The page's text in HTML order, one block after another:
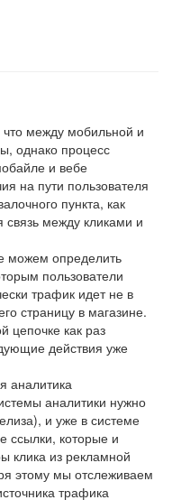
что между мобильной и
однако процесс
и вебе
на пути пользователя
пункта, как
связь между кликами и
можем определить
пользователи
трафик идет не в
страницу в магазине.
цепочке как раз
действия уже
аналитика
аналитики нужно
и уже в системе
ссылки, которые и
клика из рекламной
этому мы отслеживаем
трафика